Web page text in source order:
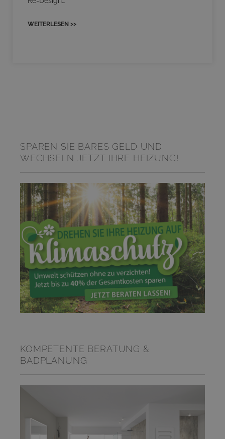
WEITERLESEN >>
SPAREN SIE BARES GELD UND
WECHSELN JETZT IHRE HEIZUNG!
KOMPETENTE BERATUNG &
BADPLANUNG